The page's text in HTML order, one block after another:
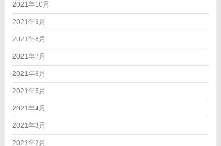
2021年10月
2021年9月
2021年8月
2021年7月
2021年6月
2021年5月
2021年4月
2021年3月
2021年2月